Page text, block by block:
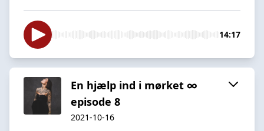
14:17
En hjælp ind i mørket ∞
episode 8
2021-10-16